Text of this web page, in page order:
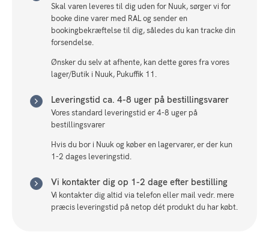
Skal varen leveres til dig uden for Nuuk, sørger vi for
booke dine varer med RAL og sender en
bookingbekræftelse til dig, således du kan tracke din
forsendelse.
Ønsker du selv at afhente, kan dette gøres fra vores
lager/Butik i Nuuk, Pukuffik 11.
Leveringstid ca. 4-8 uger på bestillingsvarer
Vores standard leveringstid er 4-8 uger på
bestillingsvarer
Hvis du bor i Nuuk og køber en lagervarer, er der kun
1-2 dages leveringstid.
Vi kontakter dig op 1-2 dage efter bestilling
Vi kontakter dig altid via telefon eller mail vedr. mere
præcis leveringstid på netop dét produkt du har købt.